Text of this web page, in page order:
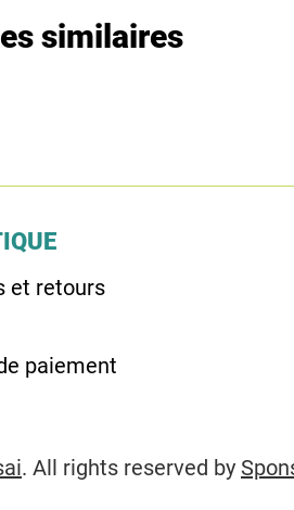
similaires
et retours
paiement
. All rights reserved by